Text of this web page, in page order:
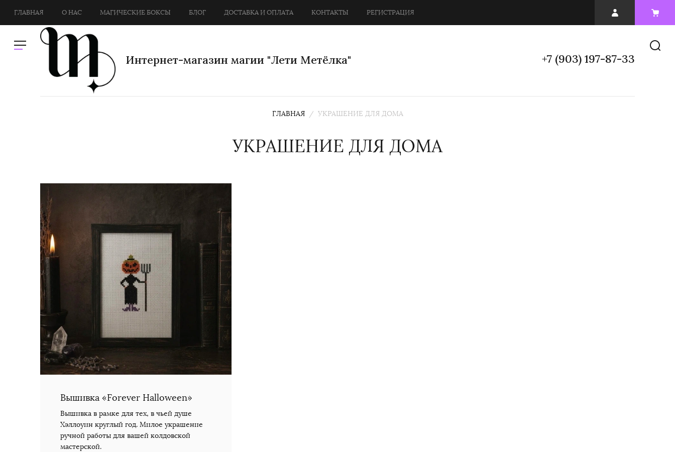
ГЛАВНАЯ О НАС МАГИЧЕСКИЕ БОКСЫ БЛОГ ДОСТАВКА И ОПЛАТА КОНТАКТЫ РЕГИСТРАЦИЯ
Интернет-магазин магии "Лети Метёлка" +7 (903) 197-87-33
ГЛАВНАЯ
  /  УКРАШЕНИЕ ДЛЯ ДОМА
УКРАШЕНИЕ ДЛЯ ДОМА
Вышивка «Forever Halloween»
Вышивка в рамке для тех, в чьей душе
Хэллоуин круглый год. Милое украшение
ручной работы для вашей колдовской
мастерской.